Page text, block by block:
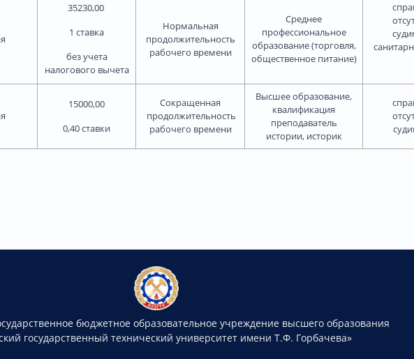
35230,00
1 ставка
без учета
налогового вычета
Нормальная
продолжительность
рабочего времени
Среднее
профессиональное
образование (торговля,
общественное питание)
15000,00
0,40 ставки
Сокращенная
продолжительность
рабочего времени
Высшее образование,
квалификация
преподаватель
истории, историк
бюджетное образовательное учреждение высшего образования
государственный технический университет имени Т.Ф. Горбачева»